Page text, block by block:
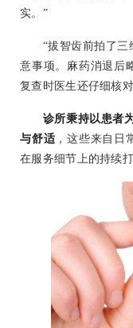
实。”
“拔智齿前拍了
意事项。麻药消退后
复查时医生还仔细核
诊所秉持以患者
与舒适 ，这些来自日
在服务细节上的持续打